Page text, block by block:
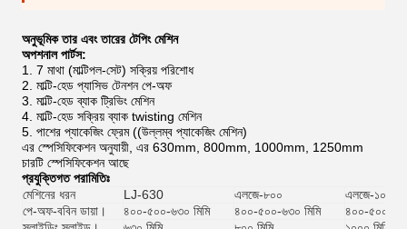
অনুভূমিক তার এবং তারের টেপিং মেশিন
অপশনাল পার্টস:
1. 7 মাথা (মাল্টিপল-সেট) সক্রিয় পরিশোধ
2. মাল্টি-হেড প্যাসিভ টেনশন পে-অফ
3. মাল্টি-হেড ব্যাক ট্রিভিং মেশিন
4. মাল্টি-হেড সক্রিয় ব্যাক twisting মেশিন
5. পাশের প্যাকেজিং ফ্রেম ((উল্লম্ব প্যাকেজিং মেশিন)
এর স্পেসিফিকেশন অনুযায়ী, এর 630mm, 800mm, 1000mm, 1250mm
চারটি স্পেসিফিকেশন আছে
প্রযুক্তিগত পরামিতিঃ
মেশিনের ধরন
LJ-630 এলজে-৮০০
এলজে-১০০০
পে-অফ-ববিন ডায়া।
৪০০-৫০০-৬৩০ মিমি ৪০০-৫০০-৬৩০ মিমি
৪০০-৫০০-